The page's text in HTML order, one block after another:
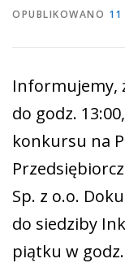
FIRMY W
PROJEKTY
OPUBLIKOWANO 11
Informujemy,
do godz.
konkursu na
Sp. z o.o.
do siedziby
piątku w godz.